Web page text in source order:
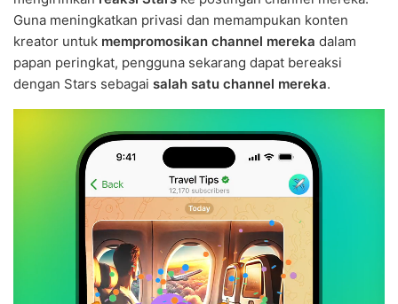
Guna meningkatkan privasi dan memampukan konten
kreator untuk mempromosikan channel mereka dalam
papan peringkat, pengguna sekarang dapat bereaksi
dengan Stars sebagai salah satu channel mereka.